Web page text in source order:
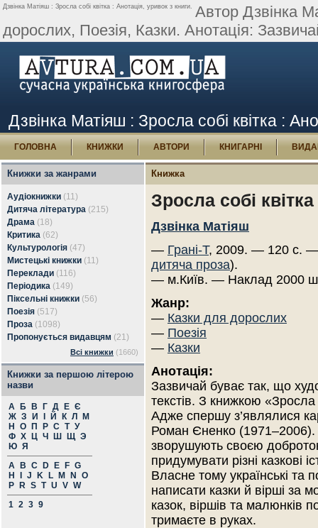
Дзвінка Матіяш : Зросла собі квітка : Анотація, уривок з книги. Автор Дзвінка
дорослих, Поезія, Казки. Анотація:
Дзвінка Матіяш : Зросла собі квітка :
ГОЛОВНА КНИЖКИ АВТОРИ КНИГАРНІ
Книжки за жанрами
Аудіокнижки (11)
Дитяча література (215)
Драма (18)
Критика (62)
Культурологія (47)
Мистецькі книжки (11)
Переклади (116)
Періодика (149)
Піксельні книжки (56)
Поезія (517)
Проза (1098)
Пропонується видавцям (21)
Всі книжки (1660)
Книжки за першою літерою
назви
А Б В Г Д Е Є
Ж З И Й К Л
М
Н
О П Р С Т У
Ф Х Ц Ч Ш Щ Э
Ю Я
A
B C D E F G
H
J K L M N
O
P
R S T U V W
1 2 3 9
Книжка
Зросла собі квітка
Дзвінка Матіяш
— Грані-Т, 2009. — 120 с.
дитяча проза).
— м.Київ. — Наклад 2000
Жанр:
— Казки для дорослих
— Поезія
— Казки
Анотація:
Зазвичай буває так, що
текстів. З книжкою
Адже спершу з’являлися
Роман Єненко (1971–2006).
зворушують своєю
придумувати різні казкові
Власне тому українські та
написати казки й вірші за
казок, віршів та малюнків
тримаєте в руках.